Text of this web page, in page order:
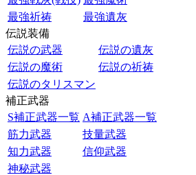
最強祈祷
最強遺灰
伝説装備
伝説の武器
伝説の遺灰
伝説の魔術
伝説の祈祷
伝説のタリスマン
補正武器
S補正武器一覧 A補正武器一覧
筋力武器
技量武器
知力武器
信仰武器
神秘武器